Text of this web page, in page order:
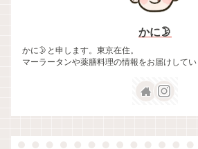
かに🌛
かに🌛と申します。東京在住。
マーラータンや薬膳料理の情報をお届けしてい